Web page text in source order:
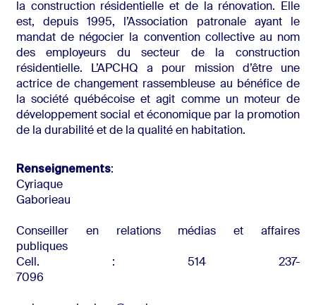
la construction résidentielle et de la rénovation. Elle
est, depuis 1995, l’Association patronale ayant le
mandat de négocier la convention collective au nom
des employeurs du secteur de la construction
résidentielle. L’APCHQ a pour mission d’être une
actrice de changement rassembleuse au bénéfice de
la société québécoise et agit comme un moteur de
développement social et économique par la promotion
de la durabilité et de la qualité en habitation.
Renseignements:
Cyriaque
Conseiller en relations médias et affaires
publiques
Cell. : 514 237-